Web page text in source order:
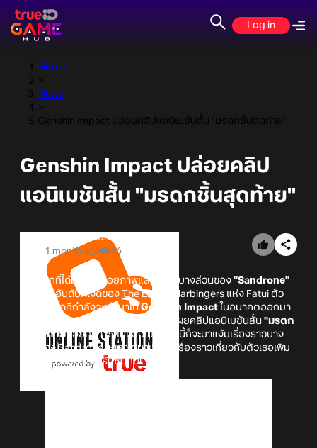
Log in
Home
>
News
>
Genshin Impact ปล่อยคลิปแอนิเมชันสั้น "มรดกชิ้นสุดท้าย"
Genshin Impact ปล่อยคลิป
แอนิเมชันสั้น "มรดกชิ้นสุดท้าย"
Online Station
1 month ago
16
หลังจากที่ได้มีการปล่อยภาพและข้อมูลบางส่วนของ "Sandrone"
ผู้บริหารอันดับที่เจ็ดของ The Eleven Harbingers แห่ง Fatui ตัว
ละครล่าสุดที่กำลังจะเข้ามาในGenshin Impact ในอนาคตออกมา
ล่าสุดนั้นทางHoYoverse ก็ได้ทำการเผยคลิปแอนิเมชันสั้น "มรดก
ชิ้นสุดท้าย" ออกมา ซึ่งในแอนิเมชันสั้นนี้ก็จะมาแง้มเรื่องราวบาง
ส่วนของ Sandrone ให้เราได้มาเรียนรู้เรื่องราวเกี่ยวกับตัวเธอเพิ่ม
เติมกัน ว่าแล้วเราไปรับชมกัน!